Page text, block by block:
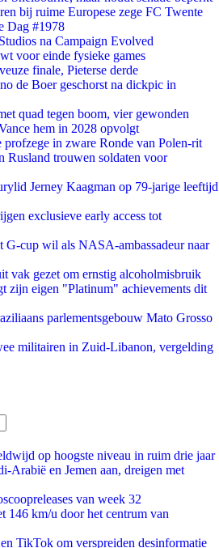
bij ruime Europese zege FC Twente
Dag #1978
na Campaign Evolved
voor einde fysieke games
finale, Pieterse derde
de Boer geschorst na dickpic in
quad tegen boom, vier gewonden
hem in 2028 opvolgt
profzege in zware Ronde van Polen-rit
Rusland trouwen soldaten voor
Jerney Kaagman op 79-jarige leeftijd
exclusieve early access tot
G-cup wil als NASA-ambassadeur naar
vak gezet om ernstig alcoholmisbruik
zijn eigen "Platinum" achievements dit
parlementsgebouw Mato Grosso
militairen in Zuid-Libanon, vergelding
op hoogste niveau in ruim drie jaar
Arabië en Jemen aan, dreigen met
van week 32
146 km/u door het centrum van
TikTok om verspreiden desinformatie